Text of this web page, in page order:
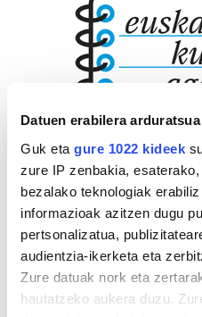
Datuen erabilera arduratsua
Guk eta gure 1022 kideek
zure IP zenbakia,
bezalako teknologiak
informazioak azitzen dugu
pertsonalizatua,
audientzia-ikerketa eta
Zure datuak nork eta
hautatzeko aukera duzu.